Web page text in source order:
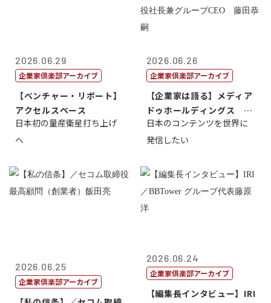
2026.06.29
企業家倶楽部アーカイブ
【ベンチャー・リポート】
アクセルスペース
日本初の量産衛星打ち上げ
へ
2026.06.26
企業家倶楽部アーカイブ
【企業家は語る】メディア
ドゥホールディングス 代
表取締役社長...
日本のコンテンツを世界に
発信したい
2026.06.25
企業家倶楽部アーカイブ
2026.06.24
企業家倶楽部アーカイブ
【編集長インタビュー】IRI